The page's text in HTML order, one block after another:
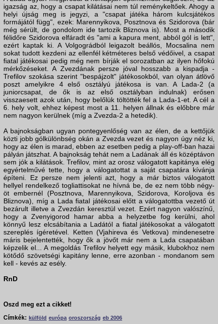
igazság az, hogy a csapat kilátásai nem túl reménykeltőek. Ahogy a
helyi újság meg is jegyzi, a "csapat játéka három kulcsjátékos
formájától függ", ezek: Marennyikova, Posztnova és Szidorova (bár
még sérült, de gondolom ide tartozik Bliznova is). Most a második
félidőre Szidorova elfáradt és "ami a kapura ment, abból gól is lett",
ezért kaptak ki. A Volgográdból leigazolt beállós, Mocsalina nem
sokat tudott kezdeni az ellenfél kétméteres belső védőivel, a csapat
fiatal játékosai pedig még nem bírják el sorozatban az ilyen hőfokú
mérkőzéseket. A Zvezdának persze jóval hosszabb a kispadja -
Trefilov szokása szerint "bespájzolt" játékosokból, van olyan átlövő
poszt amelyikre 4 első osztályú játékosa is van. A Lada-2 (a
juniorcsapat, de ők is az első osztályban indulnak) erősen
visszaesett azok után, hogy belőlük töltötték fel a Lada-1-et. A cél a
6. hely volt, ehhez képest most a 11. helyen állnak és előbbre már
nem nagyon kerülnek (míg a Zvezda-2 a hetedik).
A bajnokságban ugyan pontegyenlőség van az élen, de a kettőjük
közti jobb gólkülönbség okán a Zvezda vezet és nagyon úgy néz ki,
hogy az élen is marad, ebben az esetben pedig a play-off-ban hazai
pályán játszhat. A bajnokság tehát nem a Ladának áll és középtávon
sem jók a kilátások. Trefilov, mint az orosz válogatott kapitánya elég
egyértelművé tette, hogy a válogatottat a saját csapatára kívánja
építeni. Ez persze nem jelenti azt, hogy a már biztos válogatott
hellyel rendelkező togliattisokat ne hívná be, de ez nem több négy-
öt embernél (Posztnova, Marennyikova, Szidorova, Koroljova és
Bliznova), míg a Lada fiatal játékosai előtt a válogatottba vezető út
bezárult illetve a Zvezdán keresztül vezet. Ezért nagyon valószínű,
hogy a Zvenyigorod hamar abba a helyzetbe fog kerülni, ahol
könnyű lesz elcsábítania a Ladától a fiatal játékosokat a válogatott
szereplés ígéretével. Ketten (Vjahireva és Vetkova) mindenesetre
máris bejelentették, hogy ők a jövőt már nem a Lada csapatában
képzelik el... A megoldás Trefilov helyett egy másik, klubokhoz nem
kötődő szövetségi kapitány lenne, erre azonban - mondanom sem
kell - kevés az esély.
RnD
Oszd meg ezt a cikket!
Címkék: külföld európa oroszország eb 2006